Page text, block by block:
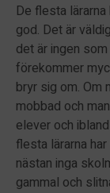
De flesta
god. Det är
det är ingen
förekommer
bryr sig om. Om
mobbad och
elever och
flesta lärarna
nästan inga
gammal och